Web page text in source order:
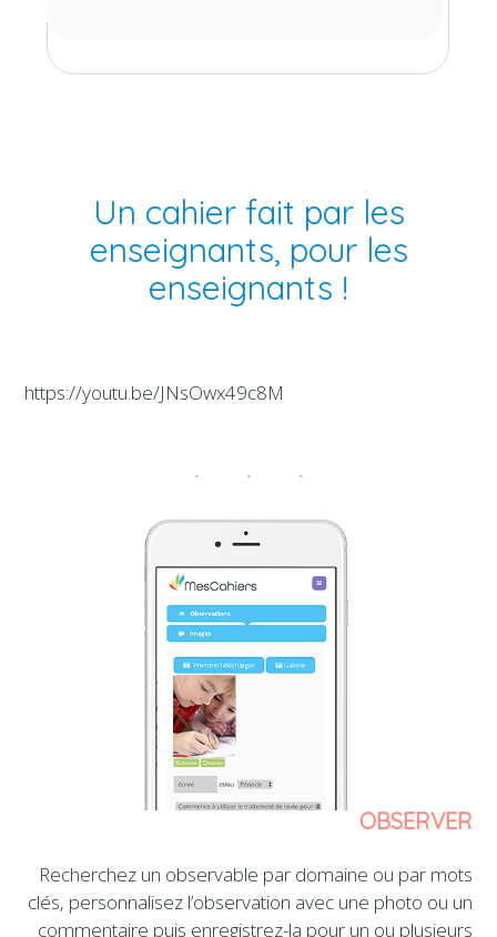
Un cahier fait par les
enseignants, pour les
enseignants !
https://youtu.be/JNsOwx49c8M
OBSERVER
Recherchez un observable par domaine ou par mots
clés, personnalisez l’observation avec une photo ou un
commentaire puis enregistrez-la pour un ou plusieurs